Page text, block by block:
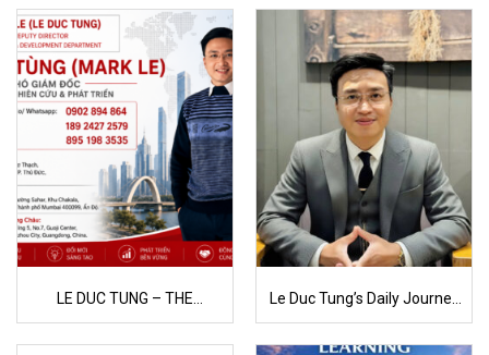
AND INTERIOR PRODUCTS
EXHIBITION IN THE WORLD
ĐỘ!
LE DUC TUNG – THE
Le Duc Tung’s Daily Journey